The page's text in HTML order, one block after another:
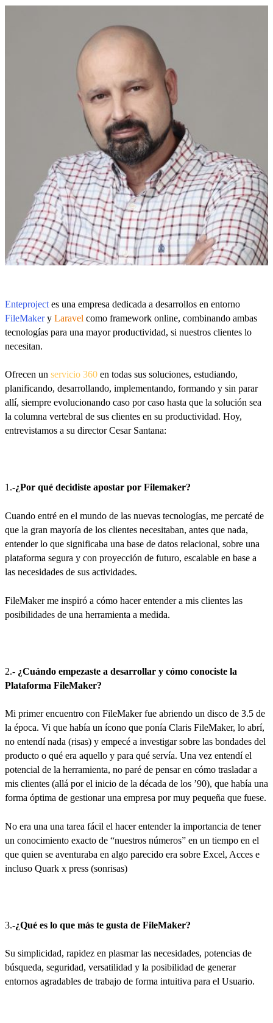
Enteproject es una empresa dedicada a desarrollos en entorno
FileMakery Laravel como framework online, combinando ambas
tecnologías para una mayor productividad, si nuestros clientes lo
necesitan.
Ofrecen un servicio 360 en todas sus soluciones, estudiando,
planificando, desarrollando, implementando, formando y sin parar
allí, siempre evolucionando caso por caso hasta que la solución sea
la columna vertebral de sus clientes en su productividad. Hoy,
entrevistamos a su director Cesar Santana:
1.-¿Por qué decidiste apostar por Filemaker?
Cuando entré en el mundo de las nuevas tecnologías, me percaté de
que la gran mayoría de los clientes necesitaban, antes que nada,
entender lo que significaba una base de datos relacional, sobre una
plataforma segura y con proyección de futuro, escalable en base a
las necesidades de sus actividades.
FileMaker me inspiró a cómo hacer entender a mis clientes las
posibilidades de una herramienta a medida.
2.- ¿Cuándo empezaste a desarrollar y cómo conociste la
Plataforma FileMaker?
Mi primer encuentro con FileMaker fue abriendo un disco de 3.5 de
la época. Vi que había un ícono que ponía Claris FileMaker, lo abrí,
no entendí nada (risas) y empecé a investigar sobre las bondades del
producto o qué era aquello y para qué servía. Una vez entendí el
potencial de la herramienta, no paré de pensar en cómo trasladar a
mis clientes (allá por el inicio de la década de los ’90), que había una
forma óptima de gestionar una empresa por muy pequeña que fuese.
No era una una tarea fácil el hacer entender la importancia de tener
un conocimiento exacto de “nuestros números” en un tiempo en el
que quien se aventuraba en algo parecido era sobre Excel, Acces e
incluso Quark x press (sonrisas)
3.-¿Qué es lo que más te gusta de FileMaker?
Su simplicidad, rapidez en plasmar las necesidades, potencias de
búsqueda, seguridad, versatilidad y la posibilidad de generar
entornos agradables de trabajo de forma intuitiva para el Usuario.